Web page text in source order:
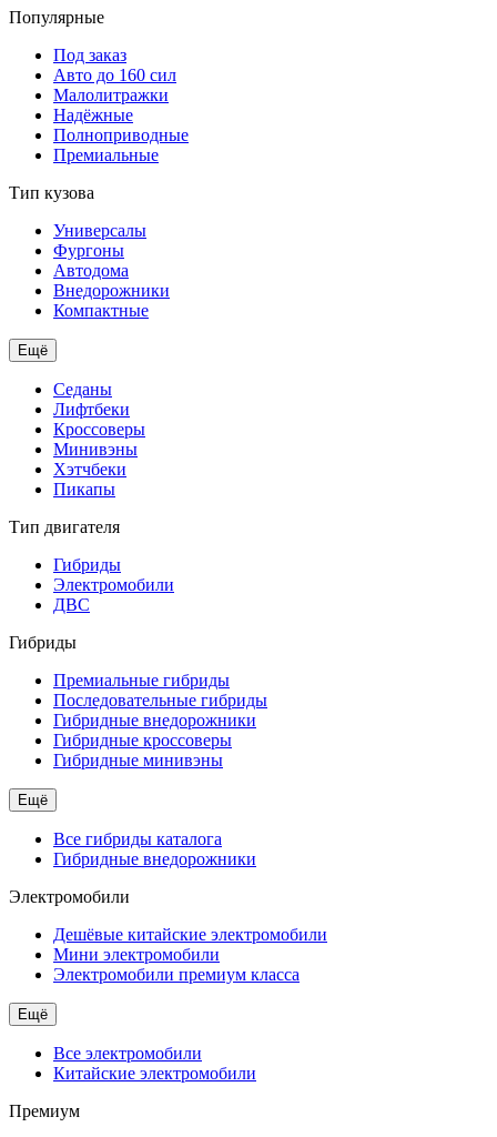
Популярные
Под заказ
Авто до 160 сил
Малолитражки
Надёжные
Полноприводные
Премиальные
Тип кузова
Универсалы
Фургоны
Автодома
Внедорожники
Компактные
Ещё
Седаны
Лифтбеки
Кроссоверы
Минивэны
Хэтчбеки
Пикапы
Тип двигателя
Гибриды
Электромобили
ДВС
Гибриды
Премиальные гибриды
Последовательные гибриды
Гибридные внедорожники
Гибридные кроссоверы
Гибридные минивэны
Ещё
Все гибриды каталога
Гибридные внедорожники
Электромобили
Дешёвые китайские электромобили
Мини электромобили
Электромобили премиум класса
Ещё
Все электромобили
Китайские электромобили
Премиум